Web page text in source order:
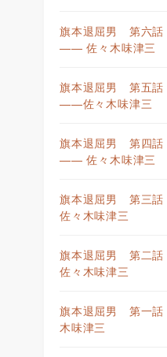
旗本退屈男 第六話
—— 佐々木味津三
旗本退屈男 第五話
——佐々木味津三
旗本退屈男 第四話
—— 佐々木味津三
旗本退屈男 第三
佐々木味津三
旗本退屈男 第二
佐々木味津三
旗本退屈男 第一話
木味津三